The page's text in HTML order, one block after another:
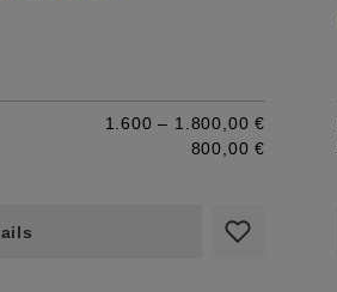
1.600 – 1.800,00 €
800,00 €